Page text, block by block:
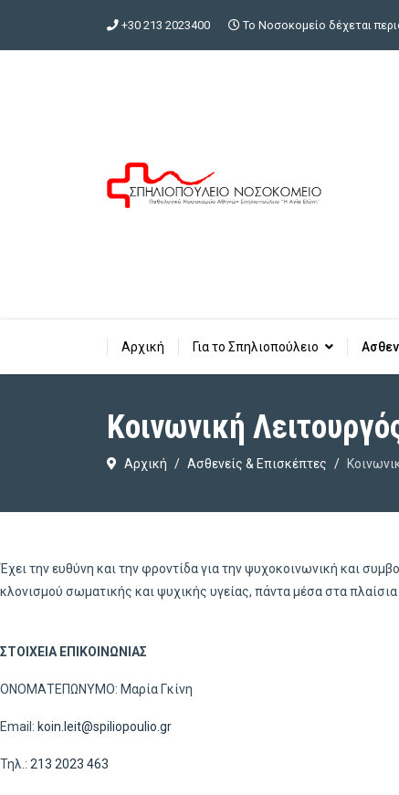
+30 213 2023400 Το Νοσοκομείο δέχεται
Αρχική Για το Σπηλιοπούλειο
Κοινωνική
Αρχική Ασθενείς & Επισκέπτες
Έχει την ευθύνη και την φροντίδα για την ψυχοκοινωνική και
κλονισμού σωματικής και ψυχικής υγείας, πάντα μέσα στα
ΣΤΟΙΧΕΙΑ ΕΠΙΚΟΙΝΩΝΙΑΣ
ΟΝΟΜΑΤΕΠΩΝΥΜΟ: Μαρία Γκίνη
Email: koin.leit@spiliopoulio.gr
Τηλ.: 213 2023 463